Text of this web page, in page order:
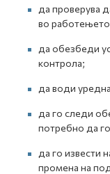
да проверува
во
да обезбеди
контрола;
да води
да го следи
потребно да
да го извести
промена на